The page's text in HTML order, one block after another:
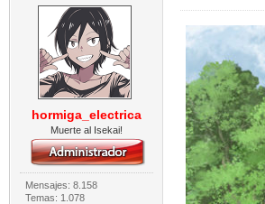
hormiga_electrica
Muerte al Isekai!
Mensajes: 8.158
Temas: 1.078